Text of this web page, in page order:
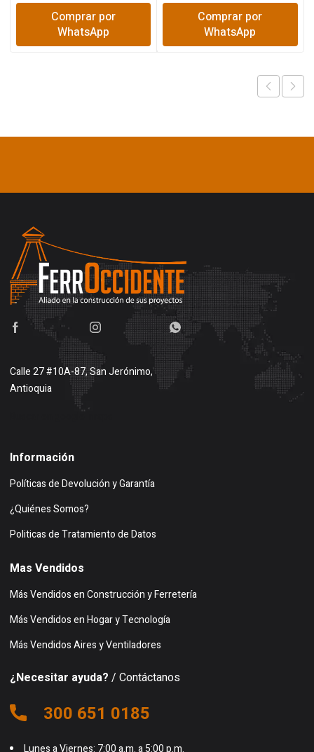
Comprar por
WhatsApp
Comprar por
WhatsApp
Calle 27 #10A-87, San Jerónimo,
Antioquia
Información
Políticas de Devolución y Garantía
¿Quiénes Somos?
Politicas de Tratamiento de Datos
Mas Vendidos
Más Vendidos en Construcción y Ferretería
Más Vendidos en Hogar y Tecnología
Más Vendidos Aires y Ventiladores
¿Necesitar ayuda? / Contáctanos
300 651 0185
Lunes a Viernes: 7:00 a.m. a 5:00 p.m.